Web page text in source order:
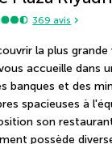
369 avis
la plus
accueille dans
banques et des
spacieuses à
son
possède